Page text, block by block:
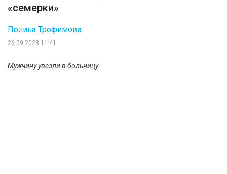
«семерки»
26.09.2023 11:41
Полина Трофимова
Мужчину увезли в больницу